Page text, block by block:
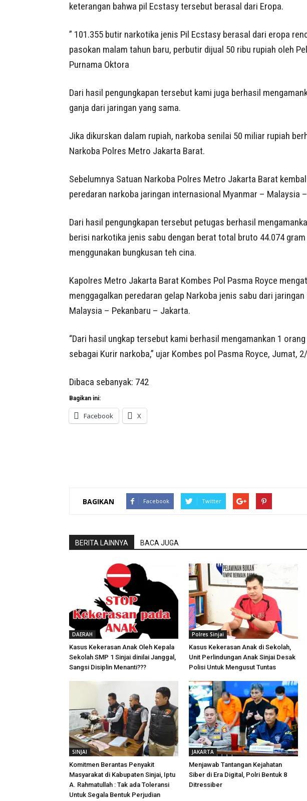
keterangan bahwa pil Ecstasy tersebut berasal dari Eropa.
” 101.355 butir narkotika jenis Pil Ecstasy berasal dari eropa
pasokan malam tahun baru, perbutir dijual 50 ribu rupiah oleh
Purnama Oktora
Dari hasil pengungkapan tersebut kami juga berhasil
ganja dari jaringan yang sama.
Jika dikurskan dalam rupiah, narkoba senilai 50 miliar rupiah
Narkoba Polres Metro Jakarta Barat.
Sebelumnya Satuan Narkoba Polres Metro Jakarta Barat
peredaran narkoba jaringan internasional Myanmar – Malaysia
Dari hasil pengungkapan tersebut petugas berhasil
berisi narkotika jenis sabu dengan berat total bruto 44.074 gram
menggunakan bungkusan teh cina.
Kapolres Metro Jakarta Barat Kombes Pol Pasma Royce
menggagalkan peredaran gelap Narkoba jenis sabu dari
Malaysia – Pekanbaru – Jakarta.
“Dari hasil ungkap tersebut kami berhasil mengamankan 1
sebagai Kurir narkoba,” ujar Kombes pol Pasma Royce, Jumat,
Dibaca sebanyak: 742
Bagikan ini:
Facebook X
BAGIKAN Facebook Twitter
BERITA LAINNYA BACA JUGA
DAERAH
Kasus Kekerasan Anak Oleh Kepala
Sekolah SMP 1 Sinjai dinilai Janggal,
Sangsi Disiplin Menanti???
Polres Sinjai
Kasus Kekerasan Anak di Sekolah,
Unit Perlindungan Anak Sinjai Desak
Polisi Untuk Mengusut Tuntas
SINJAI
Komitmen Berantas Penyakit
Masyarakat di Kabupaten Sinjai, Iptu
A. Rahmatullah : Tak ada Toleransi
Untuk Segala Bentuk Perjudian
JAKARTA
Menjawab Tantangan Kejahatan
Siber di Era Digital, Polri Bentuk 8
Ditressiber